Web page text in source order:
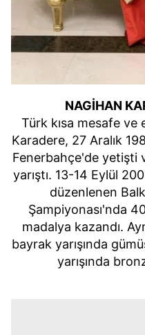
NAGİHAN
Türk kısa mesafe ve
Karadere, 27 Aralık
Fenerbahçe'de yetişti
yarıştı. 13-14 Eylül
düzenlenen
Şampiyonası'nda
madalya kazandı.
bayrak yarışında
yarışında